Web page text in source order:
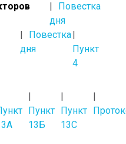
Повестка
дня
Повестка
дня
Пункт
4
Пункт
13Б
Пункт
13С